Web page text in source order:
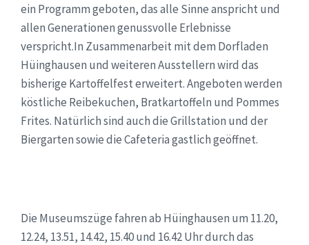
ein Programm geboten, das alle Sinne anspricht und
allen Generationen genussvolle Erlebnisse
verspricht.In Zusammenarbeit mit dem Dorfladen
Hüinghausen und weiteren Ausstellern wird das
bisherige Kartoffelfest erweitert. Angeboten werden
köstliche Reibekuchen, Bratkartoffeln und Pommes
Frites. Natürlich sind auch die Grillstation und der
Biergarten sowie die Cafeteria gastlich geöffnet.
Die Museumszüge fahren ab Hüinghausen um 11.20,
12.24, 13.51, 14.42, 15.40 und 16.42 Uhr durch das